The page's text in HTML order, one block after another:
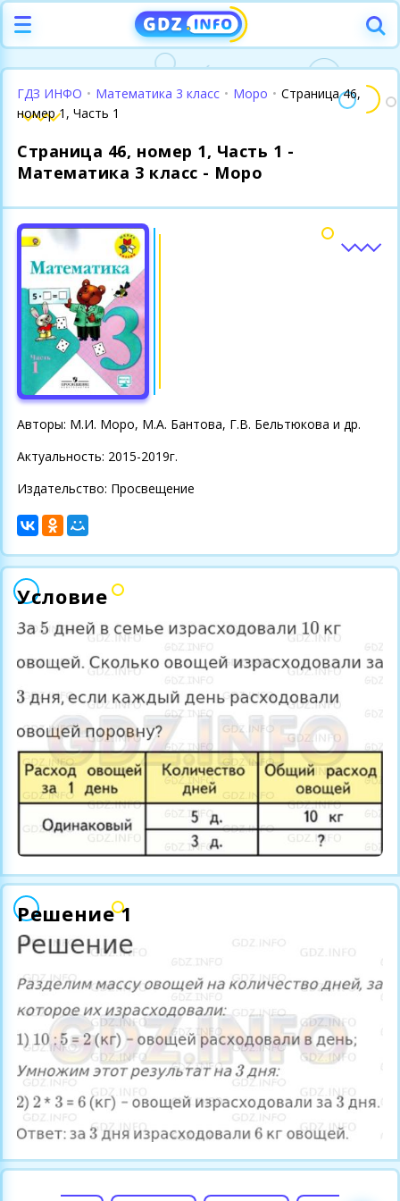
ГДЗ ИНФО • Математика 3 класс • Моро • Страница 46,
номер 1, Часть 1
Страница 46, номер 1, Часть 1 -
Математика 3 класс - Моро
Авторы: М.И. Моро, М.А. Бантова, Г.В. Бельтюкова и др.
Актуальность: 2015-2019г.
Издательство: Просвещение
Условие
Решение 1